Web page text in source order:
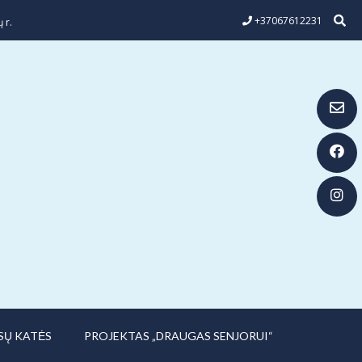
r. +37067612231
KATĖS PROJEKTAS „DRAUGAS SENJORUI“